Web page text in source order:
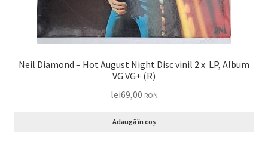
Neil Diamond – Hot August Night Disc vinil 2 x LP, Album
VG VG+ (R)
lei69,00 RON
Adaugă în coș